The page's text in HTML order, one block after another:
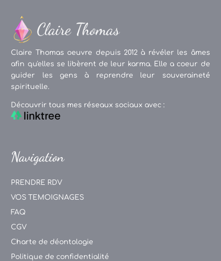
Claire Thomas oeuvre depuis 2012 à révéler les âmes
afin qu'elles se libèrent de leur karma. Elle a coeur de
guider les gens à reprendre leur souveraineté
spirituelle.
Découvrir tous mes réseaux sociaux avec :
Navigation
PRENDRE RDV
VOS TEMOIGNAGES
FAQ
CGV
Charte de déontologie
Politique de confidentialité